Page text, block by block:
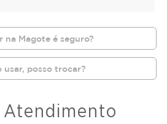
na Magote é seguro?
usar, posso trocar?